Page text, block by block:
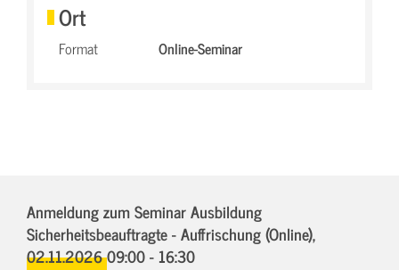
Ort
Format Online-Seminar
Anmeldung zum Seminar Ausbildung
Sicherheitsbeauftragte - Auffrischung (Online),
02.11.2026 09:00 - 16:30